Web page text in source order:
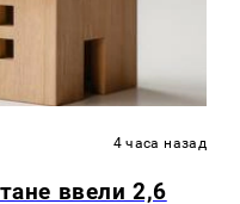
4 часа назад
ввели 2,6